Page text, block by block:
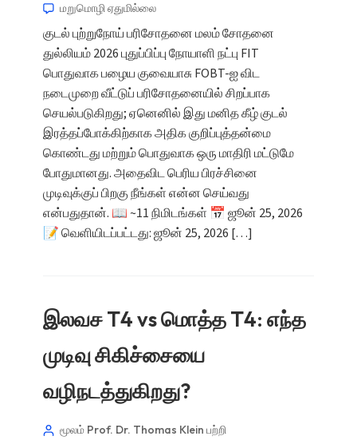
மறுமொழி ஏதுமில்லை
குடல் புற்றுநோய் பரிசோதனை மலம் சோதனை
துல்லியம் 2026 புதுப்பிப்பு நோயாளி நட்பு FIT
பொதுவாக பழைய குவையாசு FOBT-ஐ விட
நடைமுறை வீட்டுப் பரிசோதனையில் சிறப்பாக
செயல்படுகிறது; ஏனெனில் இது மனித கீழ் குடல்
இரத்தப்போக்கிற்காக அதிக குறிப்புத்தன்மை
கொண்டது மற்றும் பொதுவாக ஒரு மாதிரி மட்டுமே
போதுமானது. அதைவிட பெரிய பிரச்சினை
முடிவுக்குப் பிறகு நீங்கள் என்ன செய்வது
என்பதுதான். 📖 ~11 நிமிடங்கள் 📅 ஜூன் 25, 2026
📝 வெளியிடப்பட்டது: ஜூன் 25, 2026 […]
இலவச T4 vs மொத்த T4: எந்த
முடிவு சிகிச்சையை
வழிநடத்துகிறது?
மூலம் Prof. Dr. Thomas Klein பற்றி